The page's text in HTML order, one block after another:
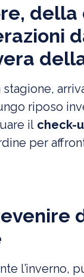
della
riposo
il check-
per
l’inverno,